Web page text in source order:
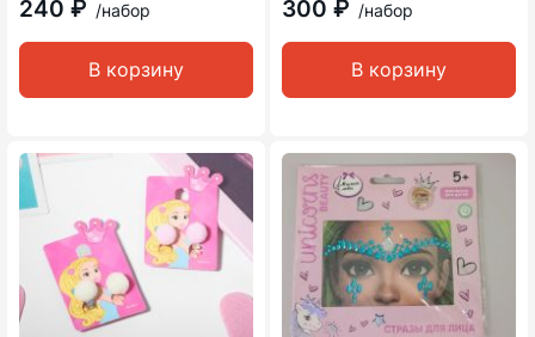
240 ₽ /набор
В корзину
300 ₽ /набор
В корзину